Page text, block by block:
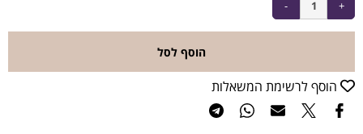
הוסף לסל
הוסף לרשימת המשאלות